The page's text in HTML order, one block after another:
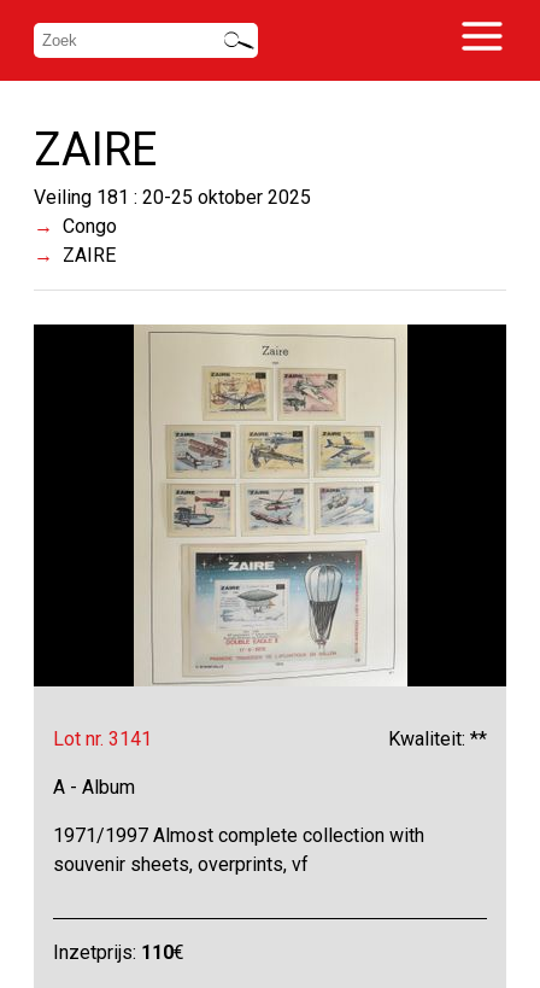
ZAIRE
Veiling 181 : 20-25 oktober 2025
Congo
ZAIRE
Lot nr. 3141 Kwaliteit: **
A - Album
1971/1997 Almost complete collection with
souvenir sheets, overprints, vf
Inzetprijs: 110€